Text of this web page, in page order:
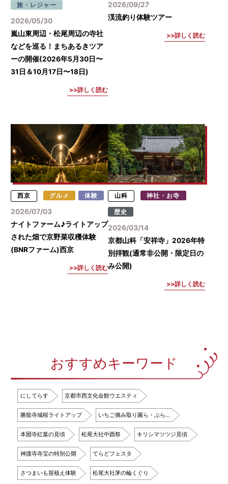
旅・レジャー
2026/05/30
嵐山東周辺・松尾周辺の寺社
などを巡る！まちあるきツア
ーの開催(2026年5月30日〜
31日＆10月17日〜18日)
詳しく読む
2026/09/27
渓流釣り体験ツアー
詳しく読む
西京 グルメ 体験
2026/07/03
ナイトファーム♪ライトアップ
された畑で京野菜収穫体験
(BNRファーム)西京
詳しく読む
山科 神社・お寺
歴史
2026/03/14
京都山科「安祥寺」2026年特
別拝観(通常非公開・限定日の
み公開)
詳しく読む
おすすめキーワード
にしてらす 京都市西文化会館ウエスティ
勝龍寺城桜ライトアップ いちご摘み取り園ら・ぷら…
本圀寺紅葉の見頃 松尾大社中酉祭 キリシマツツジ見頃
神護寺寺宝の特別公開 てらどフェスタ
さつまいも苗植え体験 松尾大社茅の輪くぐり